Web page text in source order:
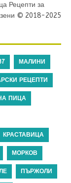
Рецепти за
© 2018-2025
МАЛИНИ
РЕЦЕПТИ
ПИЦА
КРАСТАВИЦА
МОРКОВ
ПЪРЖОЛИ